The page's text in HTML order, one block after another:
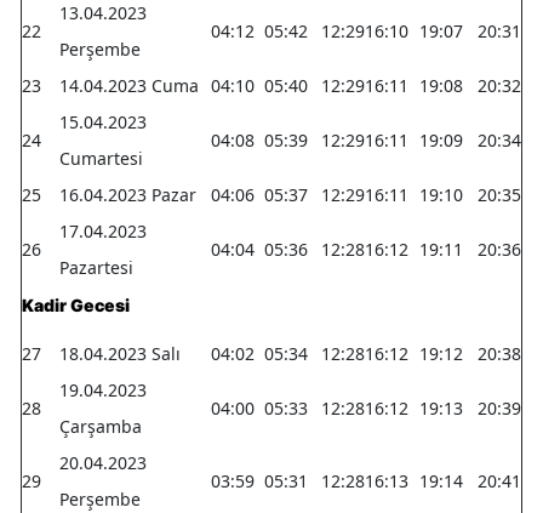
22
13.04.2023
Perşembe
04:12 05:42 12:2916:10 19:07 20:31
23 14.04.2023 Cuma 04:10 05:40 12:2916:11 19:08 20:32
24
15.04.2023
Cumartesi
04:08 05:39 12:2916:11 19:09 20:34
25 16.04.2023 Pazar 04:06 05:37 12:2916:11 19:10 20:35
26
17.04.2023
Pazartesi
04:04 05:36 12:2816:12 19:11 20:36
Kadir Gecesi
27 18.04.2023 Salı 04:02 05:34 12:2816:12 19:12 20:38
28
19.04.2023
Çarşamba
04:00 05:33 12:2816:12 19:13 20:39
29
20.04.2023
Perşembe
03:59 05:31 12:2816:13 19:14 20:41